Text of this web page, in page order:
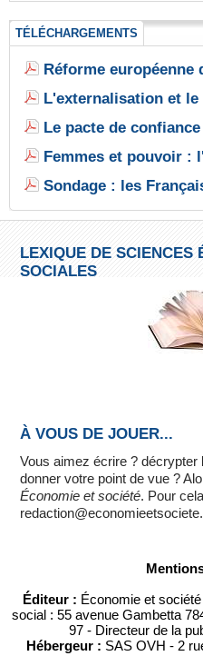
TÉLÉCHARGEMENTS
Réforme européenne
L'externalisation et
Le pacte de
Femmes et pouvoir :
Sondage : les
LEXIQUE DE SCIENCES
SOCIALES
À VOUS DE JOUER...
Vous aimez écrire ? décrypter
donner votre point de vue ?
Économie et société. Pour
Éditeur : Économie et
social : 55 avenue Gambetta
97 - Directeur de la
Hébergeur : SAS OVH - 2